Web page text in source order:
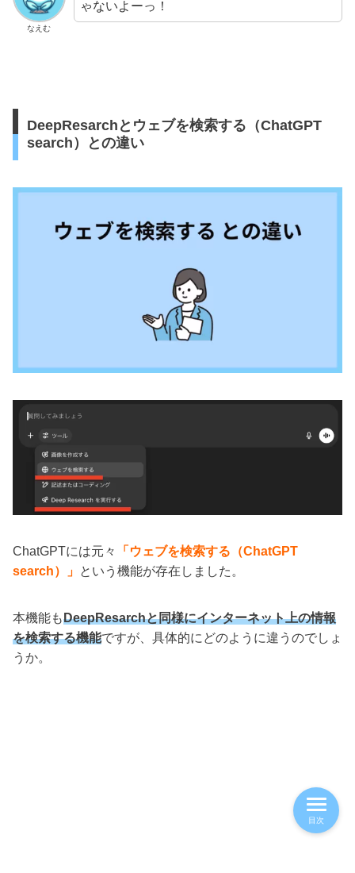
なえむ
ゃないよーっ！
DeepResarchとウェブを検索する（ChatGPT
search）との違い
ChatGPTには元々
「ウェブを検索する（ChatGPT
search）」 という機能が存在しました。
本機能もDeepResarchと同様にインターネット上の情報
を検索する機能ですが、具体的にどのように違うのでしょ
うか。
目次